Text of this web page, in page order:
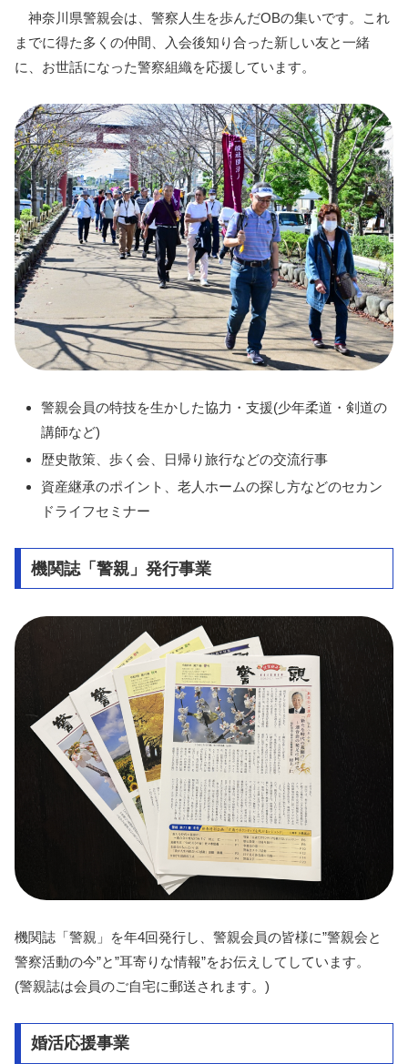
神奈川県警親会は、警察人生を歩んだOBの集いです。これ
までに得た多くの仲間、入会後知り合った新しい友と一緒
に、お世話になった警察組織を応援しています。
警親会員の特技を生かした協力・支援(少年柔道・剣道の
講師など)
歴史散策、歩く会、日帰り旅行などの交流行事
資産継承のポイント、老人ホームの探し方などのセカン
ドライフセミナー
機関誌「警親」発行事業
機関誌「警親」を年4回発行し、警親会員の皆様に”警親会と
警察活動の今”と”耳寄りな情報”をお伝えしてしています。
(警親誌は会員のご自宅に郵送されます。)
婚活応援事業